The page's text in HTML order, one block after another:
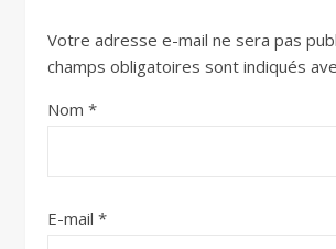
Votre adresse e-mail ne sera pas
champs obligatoires sont indiqués
Nom *
E-mail *